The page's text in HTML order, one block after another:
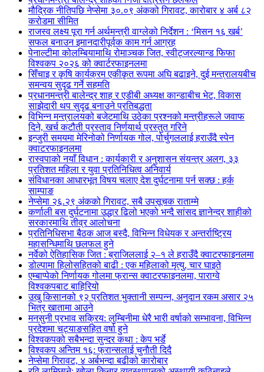
मौद्रिक नीतिपछि नेप्सेमा ३०.०९ अंकको गिरावट, कारोबार ४ अर्ब ८२
करोडमा सीमित
राजस्व लक्ष्य पूरा गर्न अर्थमन्त्री वाग्लेको निर्देशन : ‘मिसन १६ खर्ब’
सफल बनाउन इमानदारीपूर्वक काम गर्न आग्रह
पेनाल्टीमा कोलम्बियामाथि रोमाञ्चक जित, स्वीट्जरल्यान्ड फिफा
विश्वकप २०२६ को क्वार्टरफाइनलमा
सिँचाइ र कृषि कार्यक्रम एकीकृत रूपमा अघि बढाइने, दुई मन्त्रालयबीच
समन्वय सुदृढ गर्ने सहमति
प्रधानमन्त्री बालेन्द्र शाह र एडीबी अध्यक्ष कान्डाबीच भेट, विकास
साझेदारी थप सुदृढ बनाउने प्रतिबद्धता
विभिन्न मन्त्रालयको बजेटमाथि उठेका प्रश्नको मन्त्रीहरूले जवाफ
दिने, खर्च कटौती प्रस्ताव निर्णयार्थ प्रस्तुत गरिने
इन्जुरी समयमा मेरिनोको निर्णायक गोल, पोर्चुगललाई हराउँदै स्पेन
क्वाटरफाइनलमा
रास्वपाको नयाँ विधान : कार्यकारी र अनुशासन संयन्त्र अलग, ३३
प्रतिशत महिला र युवा प्रतिनिधित्व अनिवार्य
संविधानका आधारभूत विषय चलाए देश दुर्घटनामा पर्न सक्छ : हर्क
साम्पाङ
नेप्सेमा २६.२९ अंकको गिरावट, सबै उपसूचक राताम्मे
कर्णाली बस दुर्घटनामा उद्धार ढिलो भएको भन्दै सांसद ज्ञानेन्द्र शाहीको
सरकारमाथि तीव्र आलोचना
प्रतिनिधिसभा बैठक आज बस्दै, विभिन्न विधेयक र अन्तर्राष्ट्रिय
महासन्धिमाथि छलफल हुने
नर्वेको ऐतिहासिक जित : ब्राजिललाई २–१ ले हराउँदै क्वाटरफाइनलमा
डोल्पामा हिलोसहितको बाढी : एक महिलाको मृत्यु, चार घाइते
एम्बाप्पेको निर्णायक गोलमा फ्रान्स क्वाटरफाइनलमा, पाराग्वे
विश्वकपबाट बाहिरियो
उखु किसानको ९२ प्रतिशत भुक्तानी सम्पन्न, अनुदान रकम असार २५
भित्र खातामा आउने
मनसुनी प्रभाव सक्रिय: लुम्बिनीमा धेरै भारी वर्षाको सम्भावना, विभिन्न
प्रदेशमा चट्याङसहित वर्षा हुने
विश्वकपको सबैभन्दा सुन्दर कथा : केप भर्डे
विश्वकप अन्तिम १६: फ्रान्सलाई चुनाैती दिदै
नेप्सेमा गिरावट, ४ अर्बभन्दा बढीको कारोबार